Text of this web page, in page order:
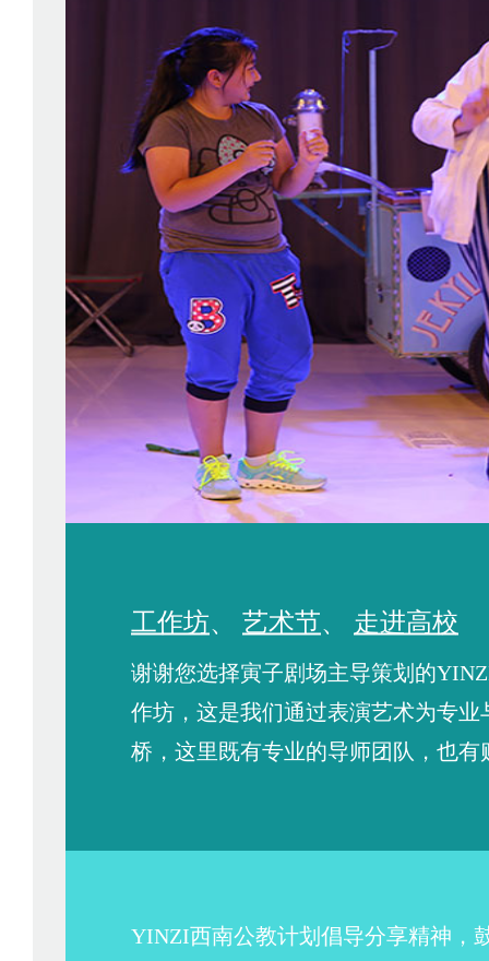
工作坊、 艺术节、 走进高校
谢谢您选择寅子剧场主导策划的
作坊，这是我们通过表演艺术为专业
桥，这里既有专业的导师团队，也有
YINZI西南公教计划倡导分享精神，